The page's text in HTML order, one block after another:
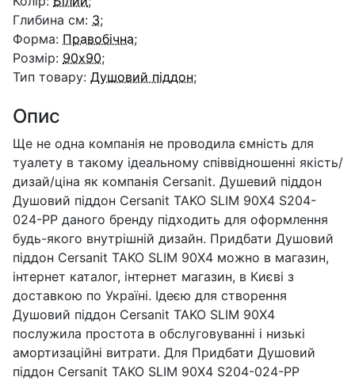
Глибина см: 3;
Форма: Правобічна;
Розмір: 90x90;
Тип товару: Душовий піддон;
Опис
Ще не одна компанія не проводила ємність для
туалету в такому ідеальному співвідношенні якість/
дизай/ціна як компанія Cersanit. Душевий піддон
Душовий піддон Cersanit TAKO SLIM 90X4 S204-
024-PP даного бренду підходить для оформлення
будь-якого внутрішній дизайн. Придбати Душовий
піддон Cersanit TAKO SLIM 90X4 можно в магазин,
інтернет каталог, інтернет магазин, в Києві з
доставкою по Україні. Ідеєю для створення
Душовий піддон Cersanit TAKO SLIM 90X4
послужила простота в обслуговуванні і низькі
амортизаційні витрати. Для Придбати Душовий
піддон Cersanit TAKO SLIM 90X4 S204-024-PP